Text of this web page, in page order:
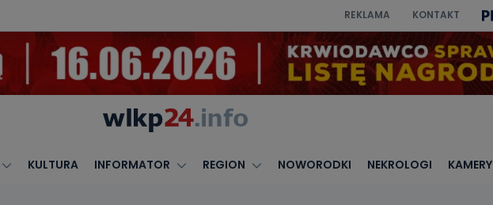
REKLAMA KONTAKT
KULTURA INFORMATOR REGION NOWORODKI NEKROLOGI KAMERY